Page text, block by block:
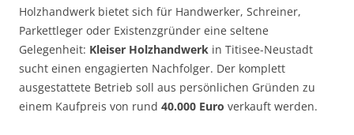
Holzhandwerk bietet sich für Handwerker, Schreiner,
Parkettleger oder Existenzgründer eine seltene
Gelegenheit: Kleiser Holzhandwerk in Titisee-Neustadt
sucht einen engagierten Nachfolger. Der komplett
ausgestattete Betrieb soll aus persönlichen Gründen zu
einem Kaufpreis von rund 40.000 Euro verkauft werden.